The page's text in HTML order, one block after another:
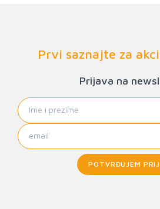
Prvi saznajte za
Prijava na
POTVRĐUJEM